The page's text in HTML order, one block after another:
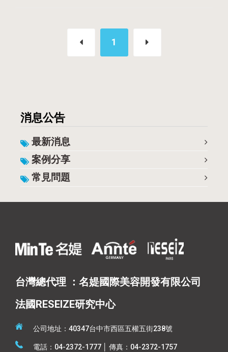
頭到腳的保養品與課程，量身打造個人
專屬的有效課程，能夠抗衡歲月、永保
1
消息公告
最新消息
案例分享
常見問題
台灣總代理 ：名媞國際美容開發有限公司
法國RESEIZE研究中心
公司地址：40347台中市西區五權五街238號
電話：04-2372-1777 │ 傳真：04-2372-1757